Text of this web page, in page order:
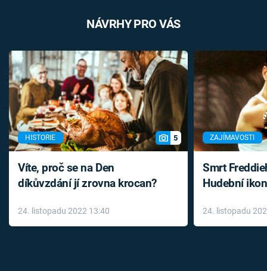
NÁVRHY PRO VÁS
HISTORIE 5
Víte, proč se na Den
díkůvzdání jí zrovna krocan?
24. listopadu 2022 13:40
ZAJÍMAVOSTI
Smrt
Hudební
léky
24. listopadu